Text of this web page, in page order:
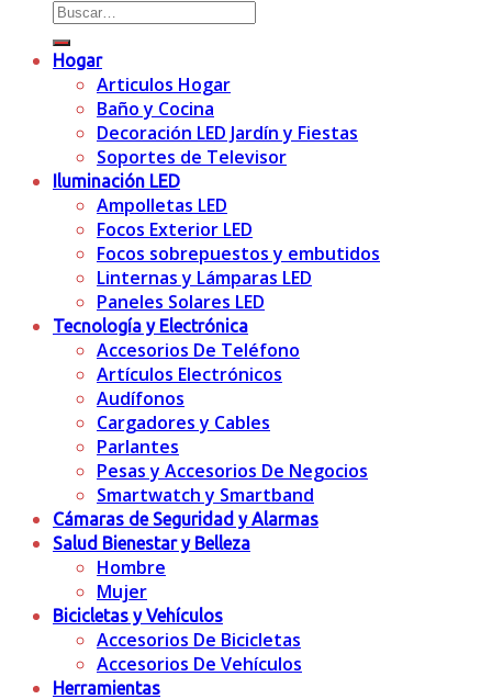
Hogar
Articulos Hogar
Baño y Cocina
Decoración LED Jardín y Fiestas
Soportes de Televisor
Iluminación LED
Ampolletas LED
Focos Exterior LED
Focos sobrepuestos y embutidos
Linternas y Lámparas LED
Paneles Solares LED
Tecnología y Electrónica
Accesorios De Teléfono
Artículos Electrónicos
Audífonos
Cargadores y Cables
Parlantes
Pesas y Accesorios De Negocios
Smartwatch y Smartband
Cámaras de Seguridad y Alarmas
Salud Bienestar y Belleza
Hombre
Mujer
Bicicletas y Vehículos
Accesorios De Bicicletas
Accesorios De Vehículos
Herramientas